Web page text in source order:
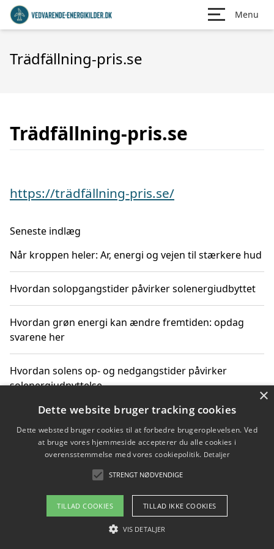
Menu
Trädfällning-pris.se
Trädfällning-pris.se
https://trädfällning-pris.se/
Seneste indlæg
Når kroppen heler: Ar, energi og vejen til stærkere hud
Hvordan solopgangstider påvirker solenergiudbyttet
Hvordan grøn energi kan ændre fremtiden: opdag
svarene her
Hvordan solens op- og nedgangstider påvirker
solenergiudnyttelse
Hvordan du får svar på energispørgsmål om
vedvarende energikilder
Om / kontakt
Blog Betingelser
×
Dette website bruger tracking cookies
Dette websted bruger cookies til at forbedre brugeroplevelsen. Ved
at bruge vores hjemmeside accepterer du alle cookies i
overensstemmelse med vores cookiepolitik. Detaljer
STRENGT NØDVENDIGE
TILLAD COOKIES TILLAD IKKE COOKIES
VIS DETALJER